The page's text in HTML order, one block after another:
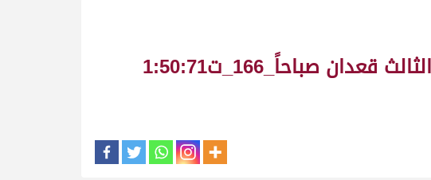
الحنيش ملك_حمد متعب المنخس_ش18 مهرجان المفاريد الصيفي الثالث قعدان صباحاً_166_ت1:50:71